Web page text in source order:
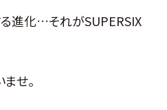
進化…それがSUPERSIX
せ。